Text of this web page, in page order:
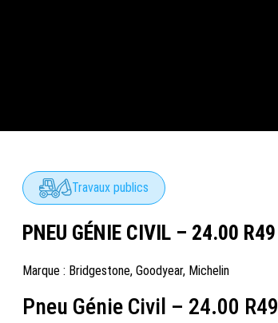
Travaux publics
PNEU GÉNIE CIVIL – 24.00 R49
Marque : Bridgestone,Goodyear, Michelin
Pneu Génie Civil – 24.00 R49